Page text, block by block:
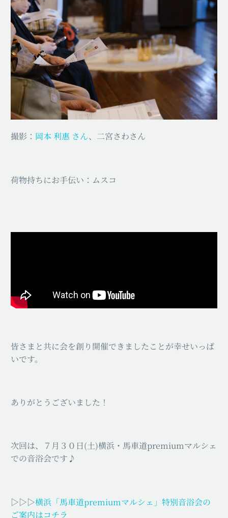
撮影： 岡本 利惠 さん、二宮さわさん
荷物持ちにお手伝い：ムスコ
皆さまと共に会を創り開催できましたことが幸せいっぱ
いです。
ありがとうございました！
次回は、７月３０日(土)横浜・馬車道premiumマルシェ
での音浴会です♪
▷▷▷横浜「馬車道premiumマルシェ」特別音浴会の
ご案内はコチラ